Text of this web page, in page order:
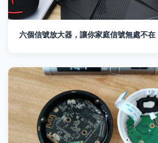
六個信號放大器，讓你家庭信號無處不在